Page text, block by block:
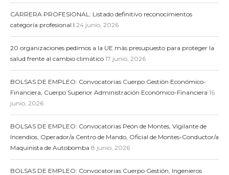
CARRERA PROFESIONAL: Listado definitivo reconocimientos
categoría profesional I 24 junio, 2026
20 organizaciones pedimos a la UE más presupuesto para proteger la
salud frente al cambio climático 17 junio, 2026
BOLSAS DE EMPLEO: Convocatorias Cuerpo Gestión Económico-
Financiera, Cuerpo Superior Administración Económico-Financiera 16
junio, 2026
BOLSAS DE EMPLEO: Convocatorias Peón de Montes, Vigilante de
Incendios, Operador/a Centro de Mando, Oficial de Montes-Conductor/a
Maquinista de Autobomba 8 junio, 2026
BOLSAS DE EMPLEO: Convocatorias Cuerpo Gestión, Ingenieros